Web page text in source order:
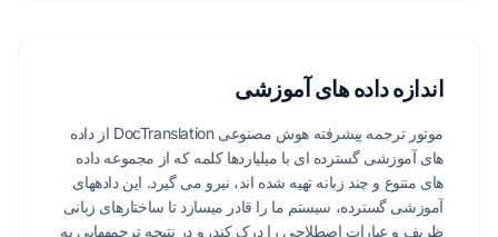
اندازه داده های آموزشی
موتور ترجمه پیشرفته هوش مصنوعی DocTranslation از داده
های آموزشی گسترده ای با میلیاردها کلمه که از مجموعه داده
های متنوع و چند زبانه تهیه شده اند، نیرو می گیرد. این دادههای
آموزشی گسترده، سیستم ما را قادر میسازد تا ساختارهای زبانی
ظریف و عبارات اصطلاحی را درک کند، و در نتیجه ترجمههایی به